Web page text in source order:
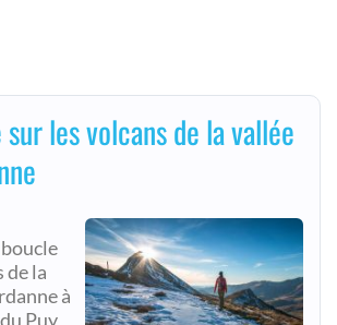
sur les volcans de la vallée
de la
à
Puy